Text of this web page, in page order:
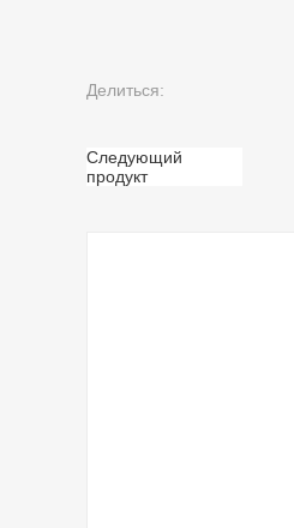
Делиться:
Следующий
продукт